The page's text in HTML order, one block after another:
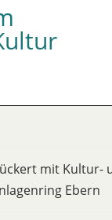
mit Kultur-
Ebern